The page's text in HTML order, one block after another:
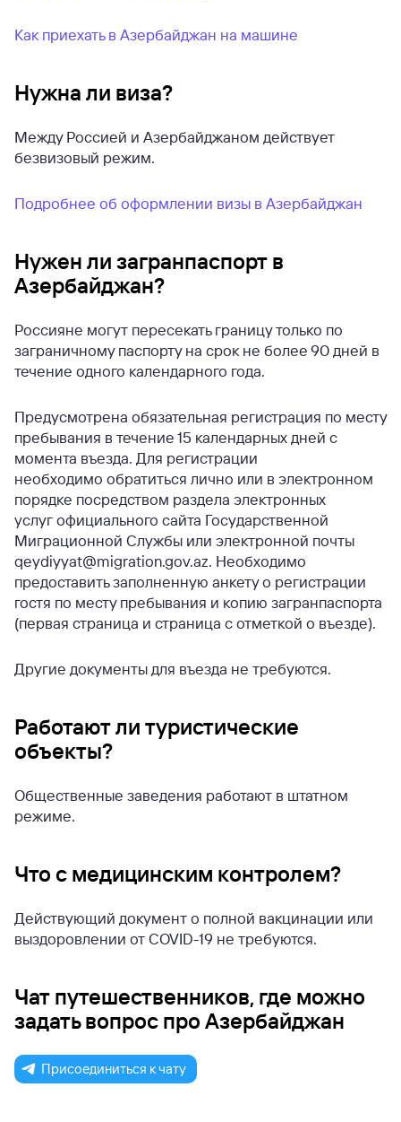
Как приехать в Азербайджан на машине
Нужна ли виза?
Между Россией и Азербайджаном действует
безвизовый режим.
Подробнее об оформлении визы в Азербайджан
Нужен ли загранпаспорт в
Азербайджан?
Россияне могут пересекать границу только по
заграничному паспорту на срок не более 90 дней в
течение одного календарного года.
Предусмотрена обязательная регистрация по месту
пребывания в течение 15 календарных дней с
момента въезда. Для регистрации
необходимо обратиться лично или в электронном
порядке посредством раздела электронных
услуг официального сайта Государственной
Миграционной Службы или электронной почты
qeydiyyat@migration.gov.az. Необходимо
предоставить заполненную анкету о регистрации
гостя по месту пребывания и копию загранпаспорта
(первая страница и страница с отметкой о въезде).
Другие документы для въезда не требуются.
Работают ли туристические
объекты?
Общественные заведения работают в штатном
режиме.
Что с медицинским контролем?
Действующий документ о полной вакцинации или
выздоровлении от COVID-19 не требуются.
Чат путешественников, где можно
задать вопрос про Азербайджан
Присоединиться к чату